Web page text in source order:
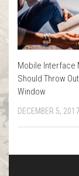
Mobile Interface
Should Throw
Window
DECEMBER 5, 2017